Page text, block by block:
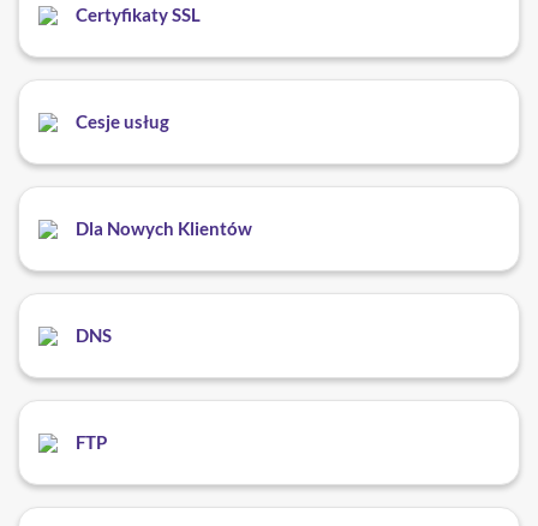
Certyfikaty SSL
Cesje usług
Dla Nowych Klientów
DNS
FTP